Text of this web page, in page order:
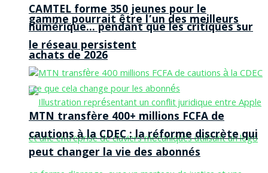
gamme pourrait être l’un des meilleurs
achats de 2026
CAMTEL forme 350 jeunes pour le
numérique… pendant que les critiques sur
le réseau persistent
MTN transfère 400+ millions FCFA de
cautions à la CDEC : la réforme discrète qui
peut changer la vie des abonnés